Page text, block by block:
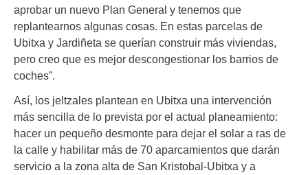
aprobar un nuevo Plan General y tenemos que
replantearnos algunas cosas. En estas parcelas de
Ubitxa y Jardiñeta se querían construir más viviendas,
pero creo que es mejor descongestionar los barrios de
coches”.
Así, los jeltzales plantean en Ubitxa una intervención
más sencilla de lo prevista por el actual planeamiento:
hacer un pequeño desmonte para dejar el solar a ras de
la calle y habilitar más de 70 aparcamientos que darán
servicio a la zona alta de San Kristobal-Ubitxa y a